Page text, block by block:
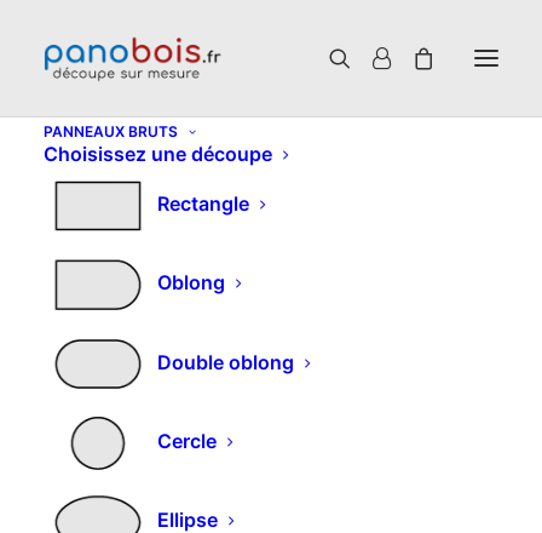
PANNEAUX BRUTS
Choisissez une découpe
Rectangle
Oblong
Double oblong
Cercle
Ellipse